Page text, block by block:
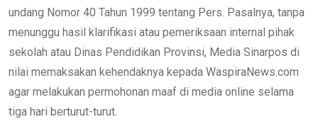
undang Nomor 40 Tahun 1999 tentang Pers. Pasalnya, tanpa
menunggu hasil klarifikasi atau pemeriksaan internal pihak
sekolah atau Dinas Pendidikan Provinsi, Media Sinarpos di
nilai memaksakan kehendaknya kepada WaspiraNews.com
agar melakukan permohonan maaf di media online selama
tiga hari berturut-turut.